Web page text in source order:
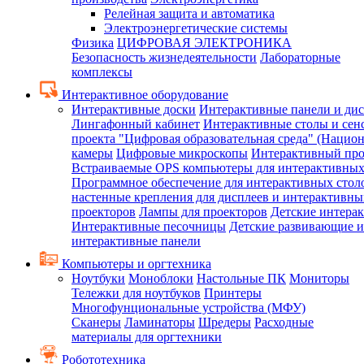
Релейная защита и автоматика
Электроэнергетические системы
Физика ЦИФРОВАЯ ЭЛЕКТРОНИКА
Безопасность жизнедеятельности Лабораторные
комплексы
Интерактивное оборудование
Интерактивные доски Интерактивные панели и
Лингафонный кабинет Интерактивные столы и
проекта "Цифровая образовательная среда"
камеры Цифровые микроскопы Интерактивный
Встраиваемые OPS компьютеры для
Программное обеспечение для интерактивных
настенные крепления для дисплеев и
проекторов Лампы для проекторов Детские
Интерактивные песочницы Детские развивающие
интерактивные панели
Компьютеры и оргтехника
Ноутбуки Моноблоки Настольные ПК Мониторы
Тележки для ноутбуков Принтеры
Многофунциональные устройства (МФУ)
Сканеры Ламинаторы Шредеры Расходные
материалы для оргтехники
Робототехника